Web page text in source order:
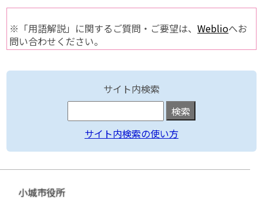
※「用語解説」に関するご質問・ご要望は、Weblioへお
問い合わせください。
サイト内検索
サイト内検索の使い方
小城市役所